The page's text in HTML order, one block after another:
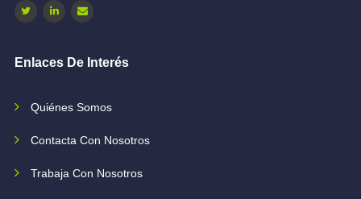
Enlaces De Interés
Quiénes Somos
Contacta Con Nosotros
Trabaja Con Nosotros